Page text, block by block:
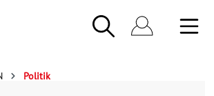
Politik